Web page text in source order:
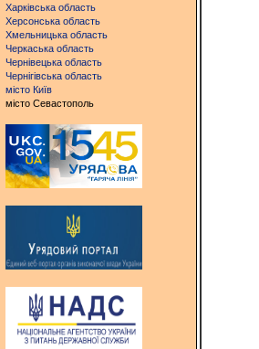
Харківська область
Херсонська область
Хмельницька область
Черкаська область
Чернівецька область
Чернігівська область
місто Київ
місто Севастополь